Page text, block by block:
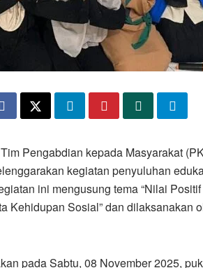
Pengabdian kepada Masyarakat
kegiatan penyuluhan
ini mengusung tema “Nilai
Kehidupan Sosial” dan dilaksanakan
pada Sabtu, 08 November 2025,